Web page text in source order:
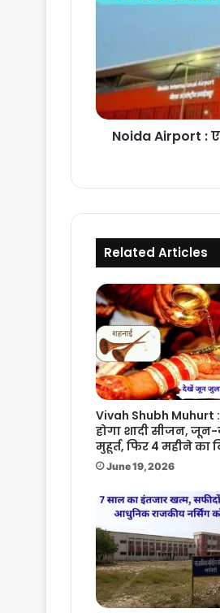
महत्वपूर्ण
के
10
शहरों
Noida Airport :
Related Articles
Vivah Shubh
होगा शादी सीजन,
मुहूर्त, फिर 4 महीने का
June 19, 2026